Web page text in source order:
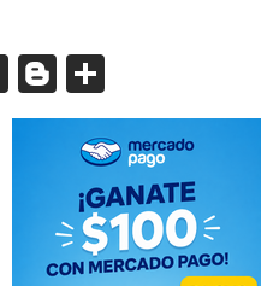
T
u
Bl
o
g
er
o
m
p
ar
tir